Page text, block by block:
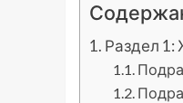
Раздел 1: